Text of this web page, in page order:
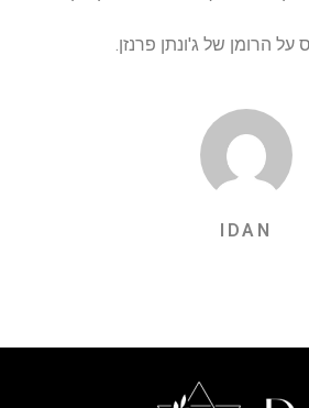
על הרומן של ג'ונתן פרנזן.
IDAN